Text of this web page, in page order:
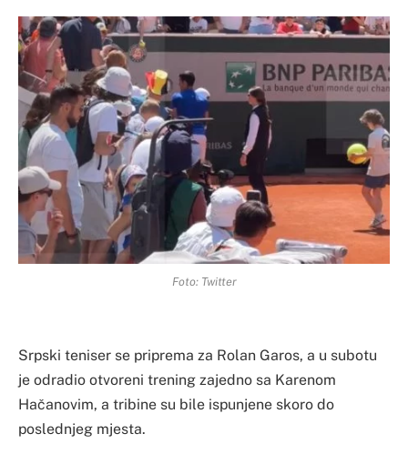
Foto: Twitter
Srpski teniser se priprema za Rolan Garos, a u subotu
je odradio otvoreni trening zajedno sa Karenom
Hačanovim, a tribine su bile ispunjene skoro do
poslednjeg mjesta.